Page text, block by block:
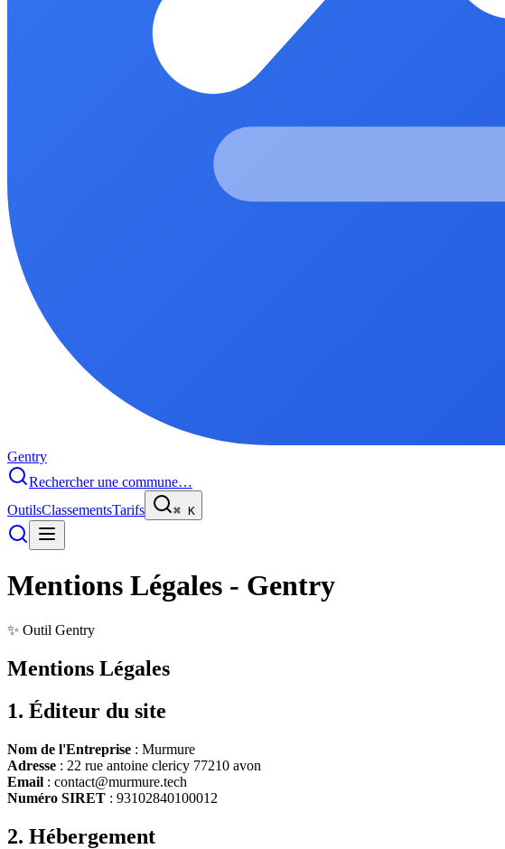
Gentry
Rechercher une commune…
OutilsClassementsTarifs ⌘ K
Mentions Légales - Gentry
✨ Outil Gentry
Mentions Légales
1. Éditeur du site
Nom de l'Entreprise : Murmure
Adresse : 22 rue antoine clericy 77210 avon
Email : contact@murmure.tech
Numéro SIRET : 93102840100012
2. Hébergement